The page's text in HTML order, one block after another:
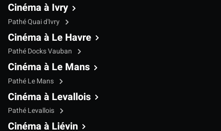
Cinéma à Ivry
Pathé Quai d'Ivry
Cinéma à Le Havre
Pathé Docks Vauban
Cinéma à Le Mans
Pathé Le Mans
Cinéma à Levallois
Pathé Levallois
Cinéma à Liévin